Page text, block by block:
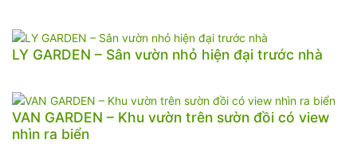
LY GARDEN – Sân vườn nhỏ hiện đại trước nhà
VAN GARDEN – Khu vườn trên sườn đồi có view
nhìn ra biển